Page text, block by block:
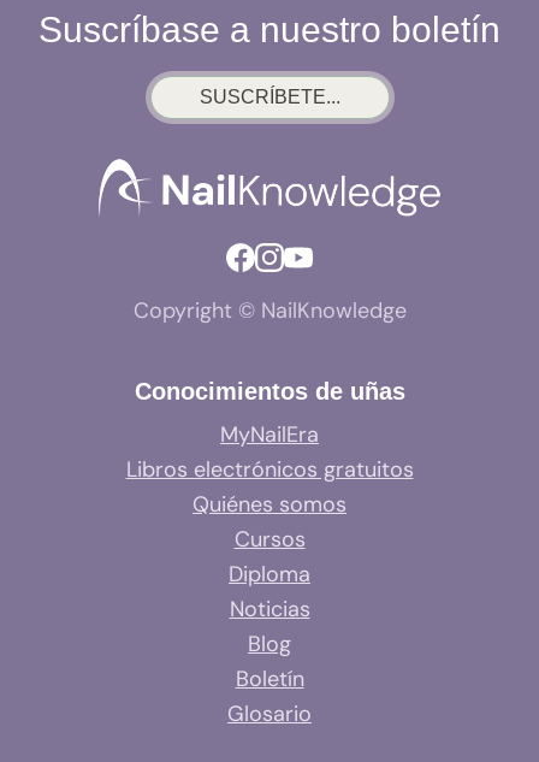
Suscríbase a nuestro boletín
SUSCRÍBETE...
Copyright © NailKnowledge
Conocimientos de uñas
MyNailEra
Libros electrónicos gratuitos
Quiénes somos
Cursos
Diploma
Noticias
Blog
Boletín
Glosario